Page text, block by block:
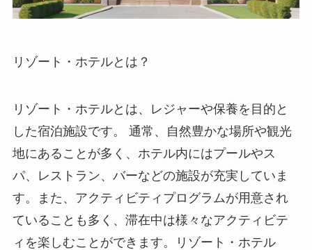
リゾート・ホテルとは？
リゾート・ホテルとは、レジャーや保養を目的と
した宿泊施設です。
通常、自然豊かな場所や観光
地にあることが多く、ホテル内にはプールやス
パ、レストラン、バーなどの施設が充実していま
す。また、アクティビティプログラムが用意され
ていることも多く、滞在中は様々なアクティビテ
ィを楽しむことができます。リゾート・ホテル